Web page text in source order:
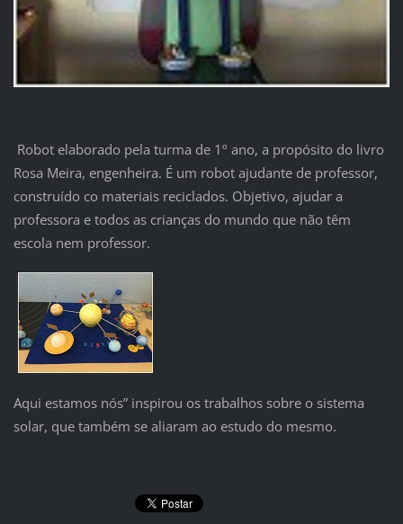
Robot elaborado pela turma de 1º ano, a propósito do livro
Rosa Meira, engenheira. É um robot ajudante de professor,
construído co materiais reciclados. Objetivo, ajudar a
professora e todos as crianças do mundo que não têm
escola nem professor.
Aqui estamos nós” inspirou os trabalhos sobre o sistema
solar, que também se aliaram ao estudo do mesmo.